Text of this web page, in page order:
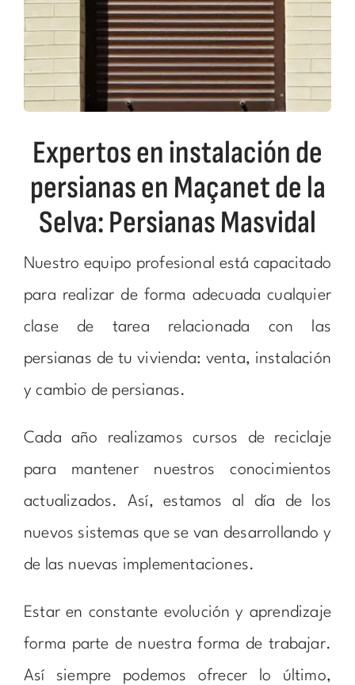
Expertos en instalación de
persianas en Maçanet de la
Selva: Persianas Masvidal
Nuestro equipo profesional está capacitado
para realizar de forma adecuada cualquier
clase de tarea relacionada con las
persianas de tu vivienda: venta, instalación
y cambio de persianas.
Cada año realizamos cursos de reciclaje
para mantener nuestros conocimientos
actualizados. Así, estamos al día de los
nuevos sistemas que se van desarrollando y
de las nuevas implementaciones.
Estar en constante evolución y aprendizaje
forma parte de nuestra forma de trabajar.
Así siempre podemos ofrecer lo último,